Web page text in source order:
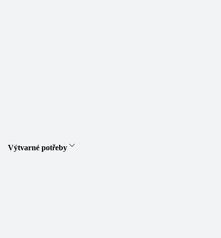
Výtvarné potřeby